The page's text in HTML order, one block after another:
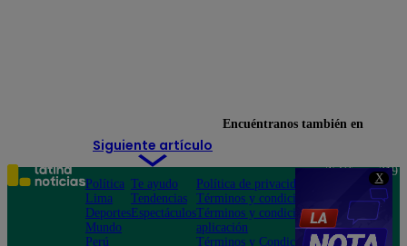
X
Siguiente artículo
Encuéntranos también en
Política
Lima
Deportes
Mundo
Perú
Te ayudo
Tendencias
Espectáculos
Política de privacidad
Términos y condiciones
Términos y condiciones
aplicación
Términos y Condiciones
Teléfono: 219
Av. San
Felipe 968
Jesús María